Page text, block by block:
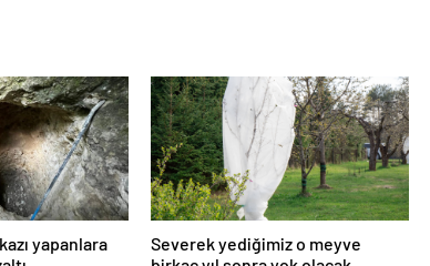
yapanlara
Severek yediğimiz o meyve